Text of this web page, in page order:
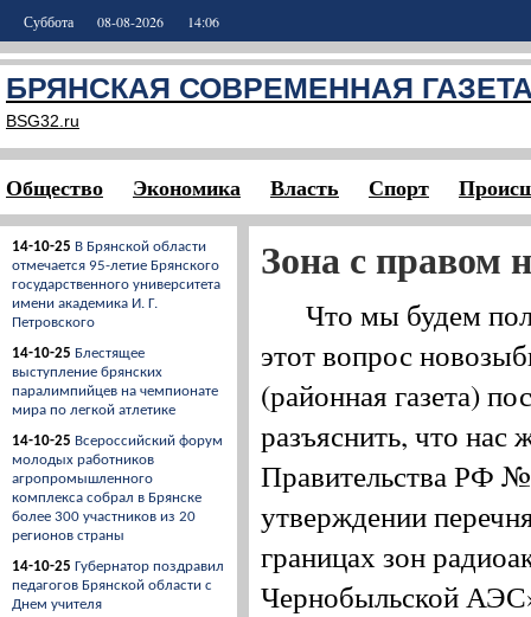
Суббота 08-08-2026 14:06
БРЯНСКАЯ СОВРЕМЕННАЯ
BSG32.ru
Общество Экономика Власть Спорт
14-10-25 В Брянской области
отмечается 95-летие Брянского
государственного университета
имени академика И. Г.
Петровского
14-10-25 Блестящее
выступление брянских
паралимпийцев на чемпионате
мира по легкой атлетике
14-10-25 Всероссийский форум
молодых работников
агропромышленного
комплекса собрал в Брянске
более 300 участников из 20
регионов страны
14-10-25 Губернатор поздравил
педагогов Брянской области с
Днем учителя
Зона с правом
Что мы будем
этот вопрос
(районная газета)
разъяснить, что нас
Правительства РФ
утверждении
границах зон
Чернобыльской